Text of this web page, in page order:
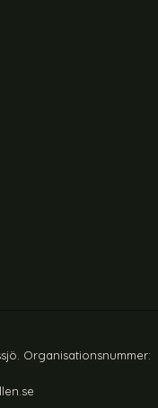
Organisationsnummer: